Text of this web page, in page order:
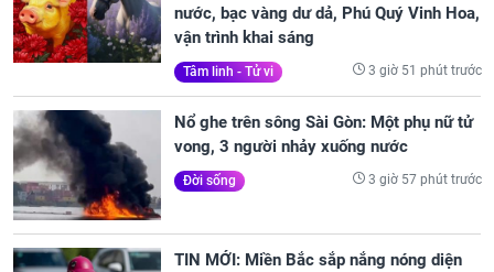
nước, bạc vàng dư dả, Phú Quý Vinh Hoa,
vận trình khai sáng
Tâm linh - Tử vi 3 giờ 51 phút trước
Nổ ghe trên sông Sài Gòn: Một phụ nữ tử
vong, 3 người nhảy xuống nước
Đời sống 3 giờ 57 phút trước
TIN MỚI: Miền Bắc sắp nắng nóng diện